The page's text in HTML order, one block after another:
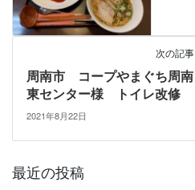
次の記事
周南市 コープやまぐち周南
東センター様 トイレ改修
2021年8月22日
最近の投稿